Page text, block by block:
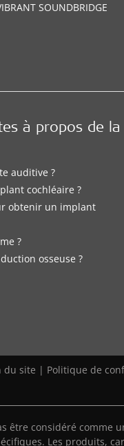
SOUNDBRIDGE
à propos de la
auditive ?
cochléaire ?
obtenir un implant
?
osseuse ?
du site | Politique de
considéré comme
Les produits,